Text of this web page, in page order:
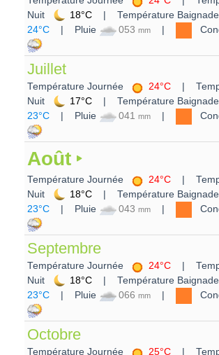
Nuit
18°C | Température Baignade
24°C | Pluie 053 mm
Juillet
Température Journée 24°C |
Nuit
17°C | Température Baignade
23°C | Pluie 041 mm
Août
Température Journée 24°C |
Nuit
18°C | Température Baignade
23°C | Pluie 043 mm
Septembre
Température Journée 24°C |
Nuit
18°C | Température Baignade
23°C | Pluie 066 mm
Octobre
Température Journée 25°C |